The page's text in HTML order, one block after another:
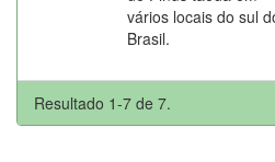
vários locais do sul
Brasil.
Resultado 1-7 de 7.